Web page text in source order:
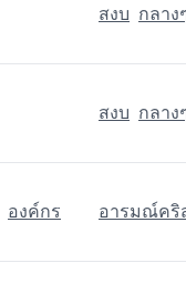
สงบ กลาง
สงบ กลาง
องค์กร อารมณ์คริ